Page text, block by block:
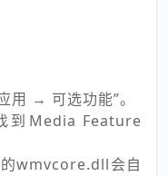
用 → 可选功能”。
到Media Feature
wmvcore.dll会自